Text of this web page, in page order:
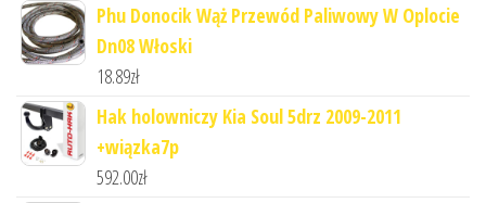
Phu Donocik Wąż Przewód Paliwowy W Oplocie
Dn08 Włoski
18.89zł
Hak holowniczy Kia Soul 5drz 2009-2011
+wiązka7p
592.00zł